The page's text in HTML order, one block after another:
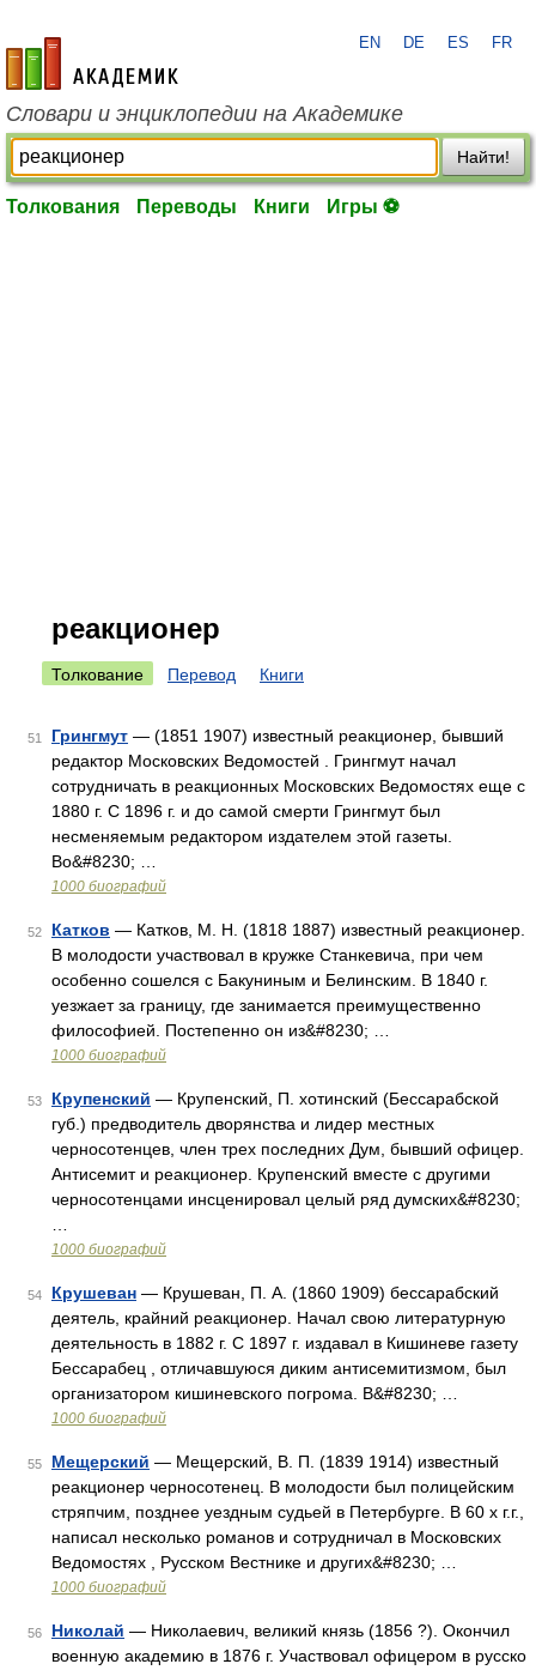
academic.ru
EN DE ES FR
Словари и энциклопедии на Академике
Найти!
Толкования Переводы Книги Игры ⚽
реакционер
Толкование Перевод Книги
51 Грингмут — (1851 1907) известный реакционер, бывший
редактор Московских Ведомостей . Грингмут начал
сотрудничать в реакционных Московских Ведомостях еще с
1880 г. С 1896 г. и до самой смерти Грингмут был
несменяемым редактором издателем этой газеты.
Во&#8230; …
1000 биографий
52 Катков — Катков, М. Н. (1818 1887) известный реакционер.
В молодости участвовал в кружке Станкевича, при чем
особенно сошелся с Бакуниным и Белинским. В 1840 г.
уезжает за границу, где занимается преимущественно
философией. Постепенно он из&#8230; …
1000 биографий
53 Крупенский — Крупенский, П. хотинский (Бессарабской
губ.) предводитель дворянства и лидер местных
черносотенцев, член трех последних Дум, бывший офицер.
Антисемит и реакционер. Крупенский вместе с другими
черносотенцами инсценировал целый ряд думских&#8230;
1000 биографий
54 Крушеван — Крушеван, П. А. (1860 1909) бессарабский
деятель, крайний реакционер. Начал свою литературную
деятельность в 1882 г. С 1897 г. издавал в Кишиневе газету
Бессарабец , отличавшуюся диким антисемитизмом, был
организатором кишиневского погрома. В&#8230; …
1000 биографий
55 Мещерский — Мещерский, В. П. (1839 1914) известный
реакционер черносотенец. В молодости был полицейским
стряпчим, позднее уездным судьей в Петербурге. В 60 х г.г.,
написал несколько романов и сотрудничал в Московских
Ведомостях , Русском Вестнике и других&#8230; …
1000 биографий
56 Николай — Николаевич, великий князь (1856 ?). Окончил
военную академию в 1876 г. Участвовал офицером в русско